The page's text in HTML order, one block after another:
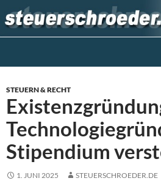
Inhalt
springen
STEUERN & RECHT
Stipendium
1. JUNI 2025 STEUERSCHROEDER.DE